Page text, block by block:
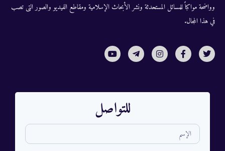
وواضحة مواكباً للمسائل المستحدثة ونشر الأبحاث الإسلامية ومقاطع الفيديو والصور التى تصب
في هذا المجال.
للتواصل